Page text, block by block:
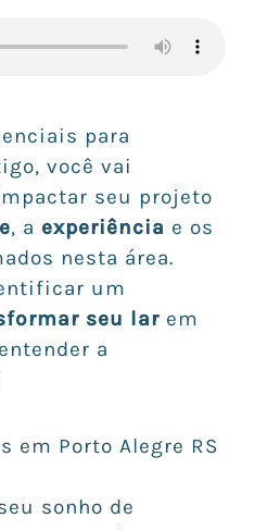
para
você vai
seu projeto
, a experiência e os
nesta área.
um
seu larem
a
em Porto Alegre RS
sonho de